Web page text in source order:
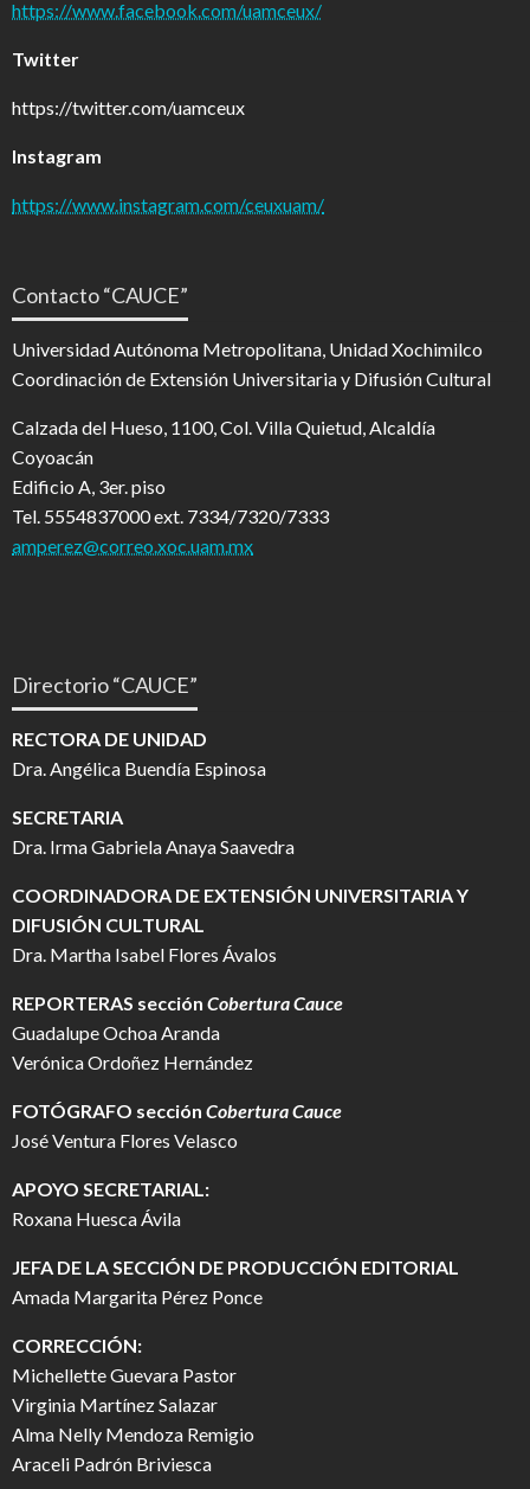
https://www.facebook.com/uamceux/
Twitter
https://twitter.com/uamceux
Instagram
https://www.instagram.com/ceuxuam/
Contacto “CAUCE”
Universidad Autónoma Metropolitana, Unidad Xochimilco
Coordinación de Extensión Universitaria y Difusión Cultural
Calzada del Hueso, 1100, Col. Villa Quietud, Alcaldía
Coyoacán
Edificio A, 3er. piso
Tel. 5554837000 ext. 7334/7320/7333
amperez@correo.xoc.uam.mx
Directorio “CAUCE”
RECTORA DE UNIDAD
Dra. Angélica Buendía Espinosa
SECRETARIA
Dra. Irma Gabriela Anaya Saavedra
COORDINADORA DE EXTENSIÓN UNIVERSITARIA Y
DIFUSIÓN CULTURAL
Dra. Martha Isabel Flores Ávalos
REPORTERAS sección Cobertura Cauce
Guadalupe Ochoa Aranda
Verónica Ordoñez Hernández
FOTÓGRAFO sección Cobertura Cauce
José Ventura Flores Velasco
APOYO SECRETARIAL:
Roxana Huesca Ávila
JEFA DE LA SECCIÓN DE PRODUCCIÓN EDITORIAL
Amada Margarita Pérez Ponce
CORRECCIÓN:
Michellette Guevara Pastor
Virginia Martínez Salazar
Alma Nelly Mendoza Remigio
Araceli Padrón Briviesca